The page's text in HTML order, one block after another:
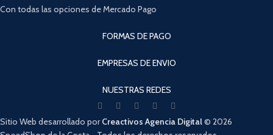
Con todas las opciones de Mercado Pago
FORMAS DE PAGO
EMPRESAS DE ENVIO
NUESTRAS REDES
Sitio Web desarrollado porCreactivos Agencia Digital© 2026